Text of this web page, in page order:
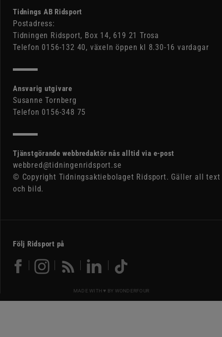
Tidnings AB Ridsport
Postadress:
Tidningen Ridsport, Box 14, 619 21 Trosa
Telefon 0156-132 40, växeln öppen kl 8.30-16 vardagar
Ansvarig utgivare
Susanne Tornberg
Telefon 0156-348 75
Tjänstgörande webbredaktör nås alltid via e-post
webbred@tidningenridsport.se
© Copyright Tidningsaktiebolaget Ridsport. Gäller all text
och bild.
Följ Ridsport på
MADE WITH ♥ BY WONDERFOUR